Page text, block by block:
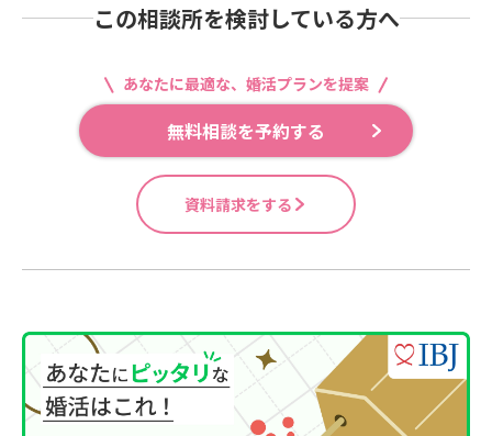
この相談所を検討している方へ
あなたに最適な、婚活プランを提案
無料相談を予約する
資料請求をする